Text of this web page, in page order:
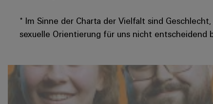
* Im Sinne der Charta der Vielfalt sind
sexuelle Orientierung für uns nicht entscheidend